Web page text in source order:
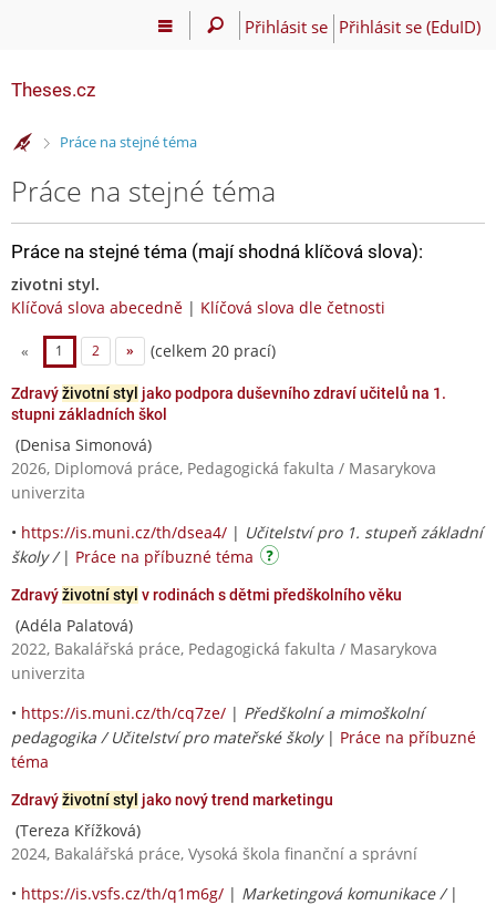
Přihlásit se Přihlásit se (EduID)
Theses.cz
>Práce na stejné téma
Práce na stejné téma
Práce na stejné téma (mají shodná klíčová slova):
zivotni styl.
Klíčová slova abecedně | Klíčová slova dle četnosti
« 1 2 » (celkem 20 prací)
Zdravýživotní styl jako podpora duševního zdraví učitelů na 1.
stupni základních škol
(Denisa Simonová)
2026, Diplomová práce, Pedagogická fakulta / Masarykova
univerzita
• https://is.muni.cz/th/dsea4/ | Učitelství pro 1. stupeň základní
školy / | Práce na příbuzné téma
Zdravýživotní styl v rodinách s dětmi předškolního věku
(Adéla Palatová)
2022, Bakalářská práce, Pedagogická fakulta / Masarykova
univerzita
• https://is.muni.cz/th/cq7ze/ | Předškolní a mimoškolní
pedagogika / Učitelství pro mateřské školy| Práce na příbuzné
téma
Zdravýživotní styl jako nový trend marketingu
(Tereza Křížková)
2024, Bakalářská práce, Vysoká škola finanční a správní
• https://is.vsfs.cz/th/q1m6g/ | Marketingová komunikace / |